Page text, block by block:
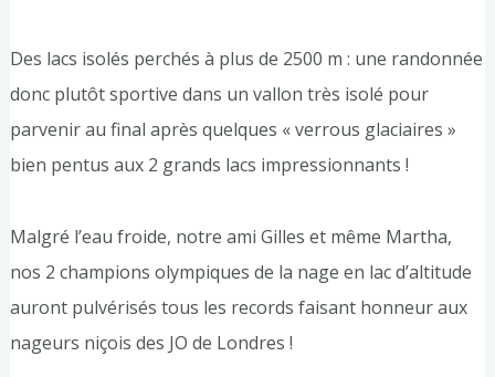
Des lacs isolés perchés à plus de 2500 m : une randonnée
donc plutôt sportive dans un vallon très isolé pour
parvenir au final après quelques « verrous glaciaires »
bien pentus aux 2 grands lacs impressionnants !
Malgré l’eau froide, notre ami Gilles et même Martha,
nos 2 champions olympiques de la nage en lac d’altitude
auront pulvérisés tous les records faisant honneur aux
nageurs niçois des JO de Londres !